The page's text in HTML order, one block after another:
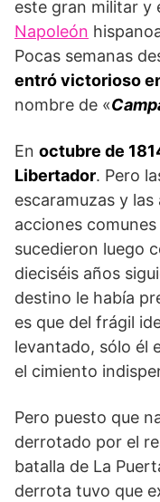
este gran militar y
Napoleón
Pocas semanas
entró victorioso
nombre de «
En octubre de
Libertador. Pero
escaramuzas y
acciones
sucedieron luego
dieciséis años
destino le había
es que del frágil
levantado, sólo él
el cimiento
Pero puesto que
derrotado por el
batalla de La
derrota tuvo que